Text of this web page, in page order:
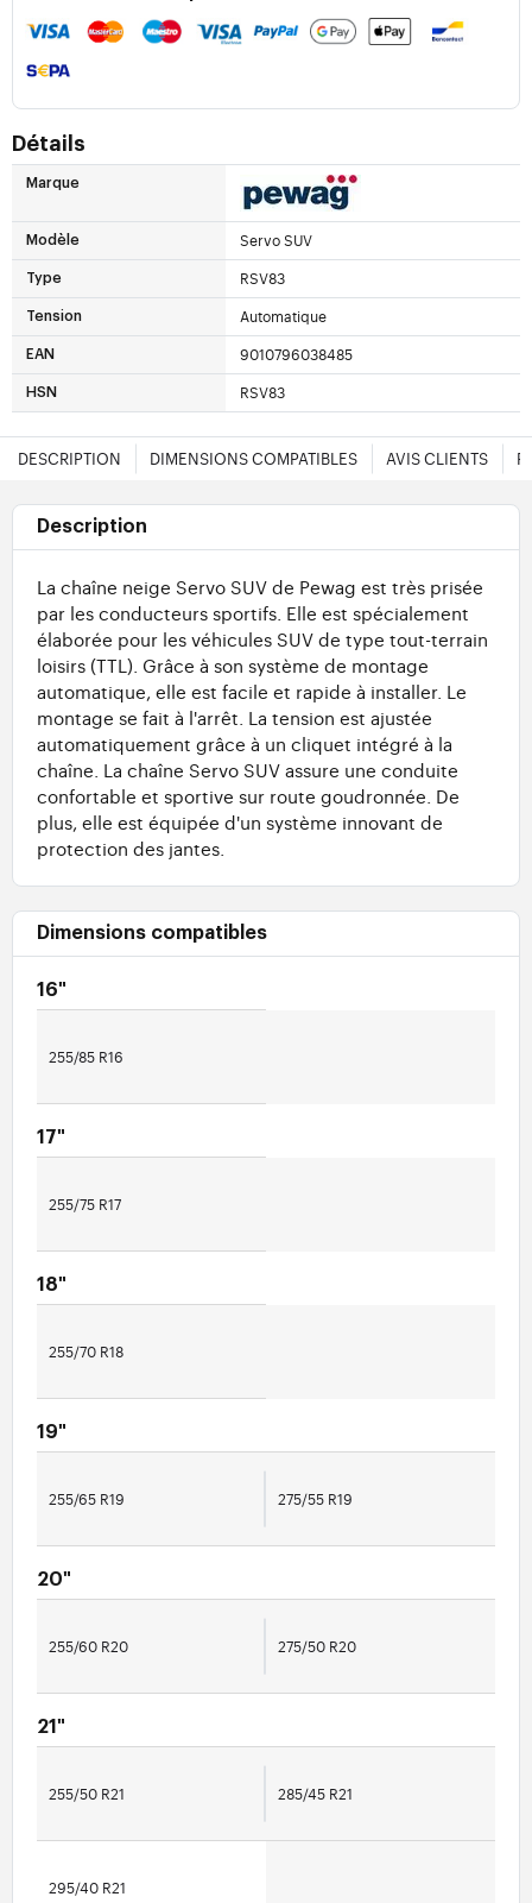
Détails
Marque
Modèle Servo SUV
Type RSV83
Tension Automatique
EAN 9010796038485
HSN RSV83
DESCRIPTION DIMENSIONS COMPATIBLES AVIS CLIENTS
Description
La chaîne neige Servo SUV de Pewag est très prisée
par les conducteurs sportifs. Elle est spécialement
élaborée pour les véhicules SUV de type tout-terrain
loisirs (TTL). Grâce à son système de montage
automatique, elle est facile et rapide à installer. Le
montage se fait à l'arrêt. La tension est ajustée
automatiquement grâce à un cliquet intégré à la
chaîne. La chaîne Servo SUV assure une conduite
confortable et sportive sur route goudronnée. De
plus, elle est équipée d'un système innovant de
protection des jantes.
Dimensions compatibles
16"
255/85 R16
17"
255/75 R17
18"
255/70 R18
19"
255/65 R19 275/55 R19
20"
255/60 R20 275/50 R20
21"
255/50 R21 285/45 R21
295/40 R21